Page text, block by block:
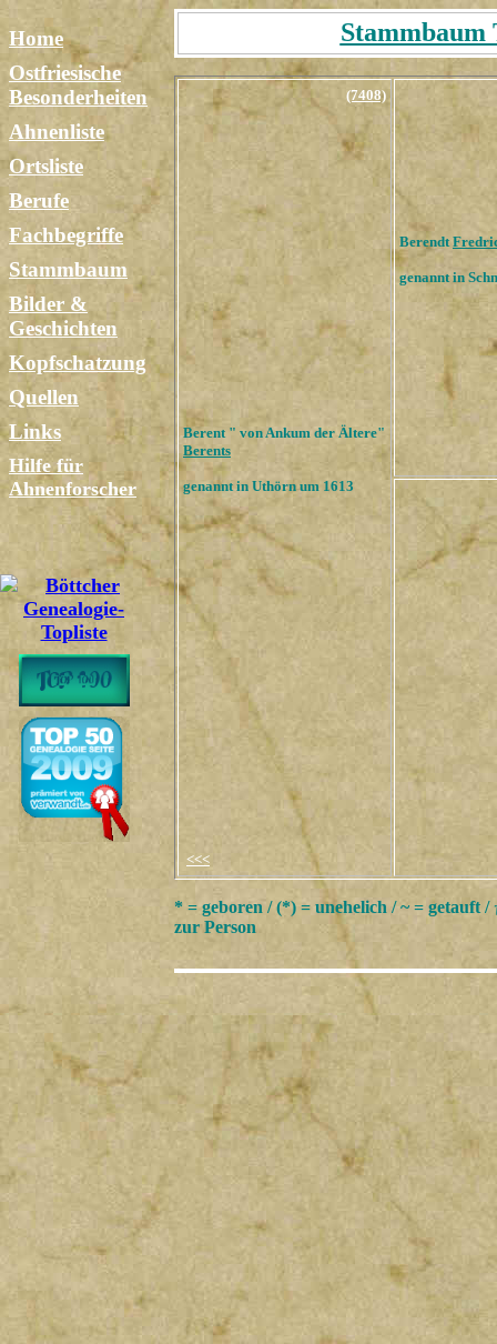
Home
Ostfriesische
Besonderheiten
Ahnenliste
Ortsliste
Berufe
Fachbegriffe
Stammbaum
Bilder &
Geschichten
Kopfschatzung
Quellen
Links
Hilfe für
Ahnenforscher
(7408)
Berent " von Ankum der Ältere"
Berents
genannt in Uthörn um 1613
<<<
Berendt
genannt in
* = geboren / (*) = unehelich / ~ = getauft /
zur Person